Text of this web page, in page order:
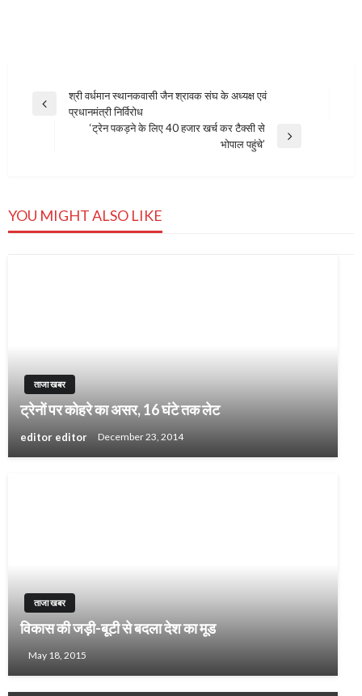
Post
navigation
Previous
श्री वर्धमान स्थानकवासी जैन श्रावक संघ के अध्यक्ष एवं
प्रधानमंत्री निर्विरोध
‘ट्रेन पकड़ने के लिए 40 हजार खर्च कर टैक्‍सी से
भोपाल पहुंचे’
YOU MIGHT ALSO LIKE
ताजा खबर
ट्रेनों पर कोहरे का असर, 16 घंटे तक लेट
editor editor December 23, 2014
ताजा खबर
विकास की जड़ी-बूटी से बदला देश का मूड
May 18, 2015